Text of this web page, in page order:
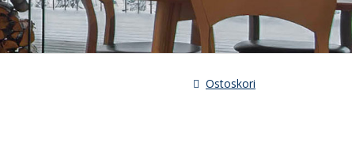
Ostoskori